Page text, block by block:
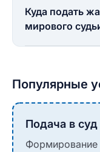
Куда подать
мирового
Популярные
Подача в
Формирование